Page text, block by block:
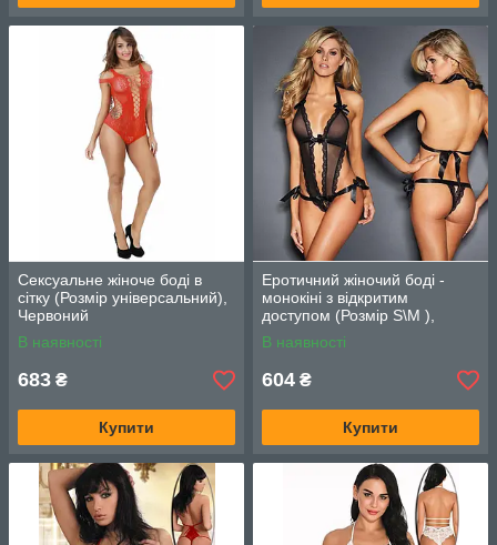
Сексуальне жіноче боді в
сітку (Розмір універсальний),
Червоний
В наявності
683 ₴
Купити
Еротичний жіночий боді -
монокіні з відкритим
доступом (Розмір S\M ),
Чорний
В наявності
604 ₴
Купити